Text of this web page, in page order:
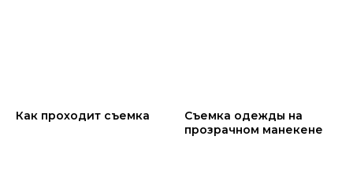
Как проходит съемка
Съемка одежды на
прозрачном манекене